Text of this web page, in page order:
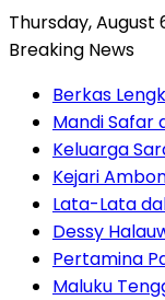
Thursday, August
Breaking News
Berkas
Mandi Safar
Keluarga
Kejari
Lata-Lata
Dessy
Pertamina
Maluku